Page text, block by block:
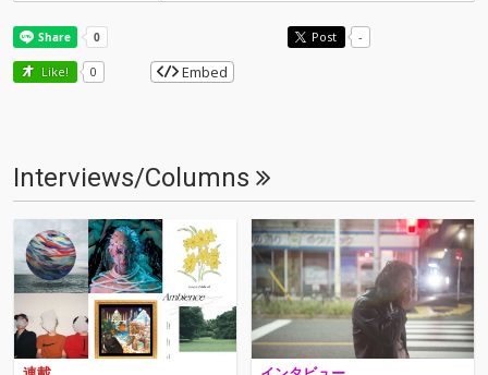
Post -
Like! 0 Embed
Interviews/Columns